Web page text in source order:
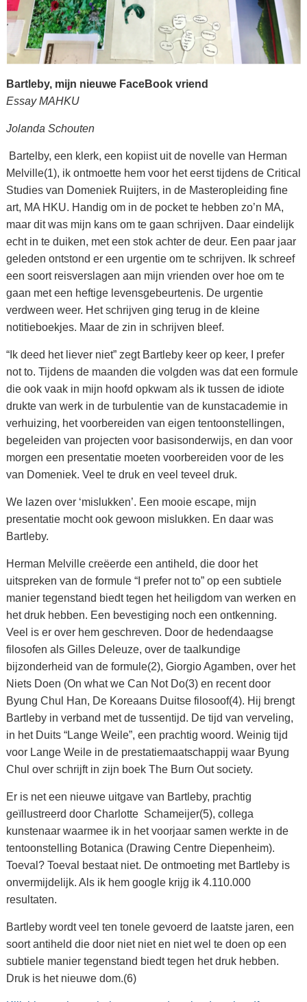
Bartleby, mijn nieuwe FaceBook vriend
Essay MAHKU
Jolanda Schouten
Bartelby, een klerk, een kopiist uit de novelle van Herman
Melville(1), ik ontmoette hem voor het eerst tijdens de Critical
Studies van Domeniek Ruijters, in de Masteropleiding fine
art, MA HKU. Handig om in de pocket te hebben zo’n MA,
maar dit was mijn kans om te gaan schrijven. Daar eindelijk
echt in te duiken, met een stok achter de deur. Een paar jaar
geleden ontstond er een urgentie om te schrijven. Ik schreef
een soort reisverslagen aan mijn vrienden over hoe om te
gaan met een heftige levensgebeurtenis. De urgentie
verdween weer. Het schrijven ging terug in de kleine
notitieboekjes. Maar de zin in schrijven bleef.
“Ik deed het liever niet” zegt Bartleby keer op keer, I prefer
not to. Tijdens de maanden die volgden was dat een formule
die ook vaak in mijn hoofd opkwam als ik tussen de idiote
drukte van werk in de turbulentie van de kunstacademie in
verhuizing, het voorbereiden van eigen tentoonstellingen,
begeleiden van projecten voor basisonderwijs, en dan voor
morgen een presentatie moeten voorbereiden voor de les
van Domeniek. Veel te druk en veel teveel druk.
We lazen over ‘mislukken’. Een mooie escape, mijn
presentatie mocht ook gewoon mislukken. En daar was
Bartleby.
Herman Melville creëerde een antiheld, die door het
uitspreken van de formule “I prefer not to” op een subtiele
manier tegenstand biedt tegen het heiligdom van werken en
het druk hebben. Een bevestiging noch een ontkenning.
Veel is er over hem geschreven. Door de hedendaagse
filosofen als Gilles Deleuze, over de taalkundige
bijzonderheid van de formule(2), Giorgio Agamben, over het
Niets Doen (On what we Can Not Do(3) en recent door
Byung Chul Han, De Koreaans Duitse filosoof(4). Hij brengt
Bartleby in verband met de tussentijd. De tijd van verveling,
in het Duits “Lange Weile”, een prachtig woord. Weinig tijd
voor Lange Weile in de prestatiemaatschappij waar Byung
Chul over schrijft in zijn boek The Burn Out society.
Er is net een nieuwe uitgave van Bartleby, prachtig
geïllustreerd door Charlotte Schameijer(5), collega
kunstenaar waarmee ik in het voorjaar samen werkte in de
tentoonstelling Botanica (Drawing Centre Diepenheim).
Toeval? Toeval bestaat niet. De ontmoeting met Bartleby is
onvermijdelijk. Als ik hem google krijg ik 4.110.000
resultaten.
Bartleby wordt veel ten tonele gevoerd de laatste jaren, een
soort antiheld die door niet niet en niet wel te doen op een
subtiele manier tegenstand biedt tegen het druk hebben.
Druk is het nieuwe dom.(6)